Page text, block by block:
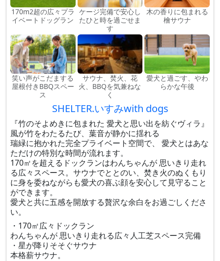
170m2超の広々プラ
イベートドッグラン
ケージ完備で安心し
たひと時を過ごせま
す
木の香りに包まれる
檜サウナ
笑い声がこだまする
屋根付きBBQスペー
ス
サウナ、焚火、花
火、BBQを気兼ねな
く
愛犬と過ごす、やわ
らかな午後
SHELTER.いすみwith dogs
『竹のそよめきに包まれた 愛犬と思い出を紡ぐヴィラ』
風が竹をわたるたび、葉音が静かに揺れる
瑞緑に抱かれた完全プライベート空間で、 愛犬とはあな
ただけの特別な時間が流れます。
170㎡を超えるドックランはわんちゃんが 思いきり走れ
る広々スペース。サウナでととのい、焚き火のぬくもり
に身を委ねながらも愛犬の喜ぶ顔を安心して見守ること
ができます。
愛犬と共に五感を開放する贅沢な余白をお過ごしくださ
い。
・170㎡広々ドックラン
わんちゃんが 思いきり走れる広々人工芝スペース完備
・星が降りそそぐサウナ
本格薪サウナ。